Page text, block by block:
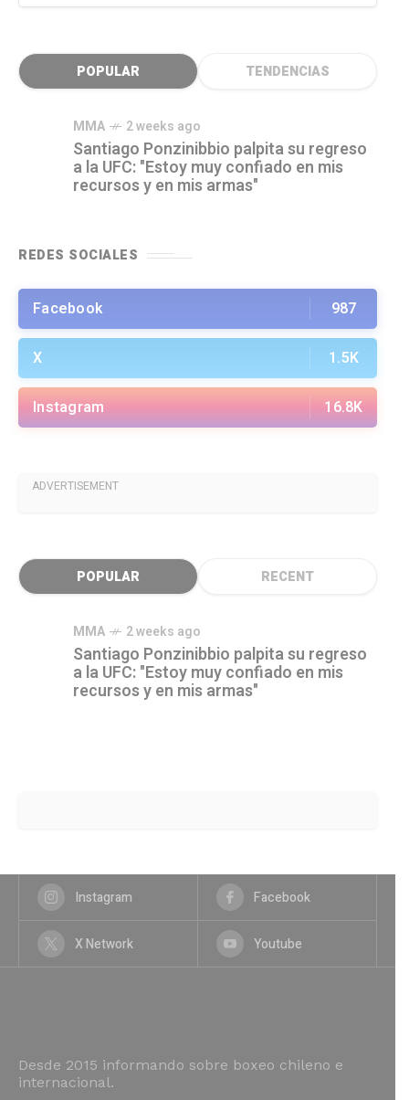
POPULAR TENDENCIAS
MMA 2 weeks ago
Santiago Ponzinibbio palpita su regreso
a la UFC: "Estoy muy confiado en mis
recursos y en mis armas"
REDES SOCIALES
Facebook 987
X 1.5K
Instagram 16.8K
ADVERTISEMENT
POPULAR RECENT
MMA 2 weeks ago
Santiago Ponzinibbio palpita su regreso
a la UFC: "Estoy muy confiado en mis
recursos y en mis armas"
Instagram Facebook
X Network Youtube
Desde 2015 informando sobre boxeo chileno e
internacional.